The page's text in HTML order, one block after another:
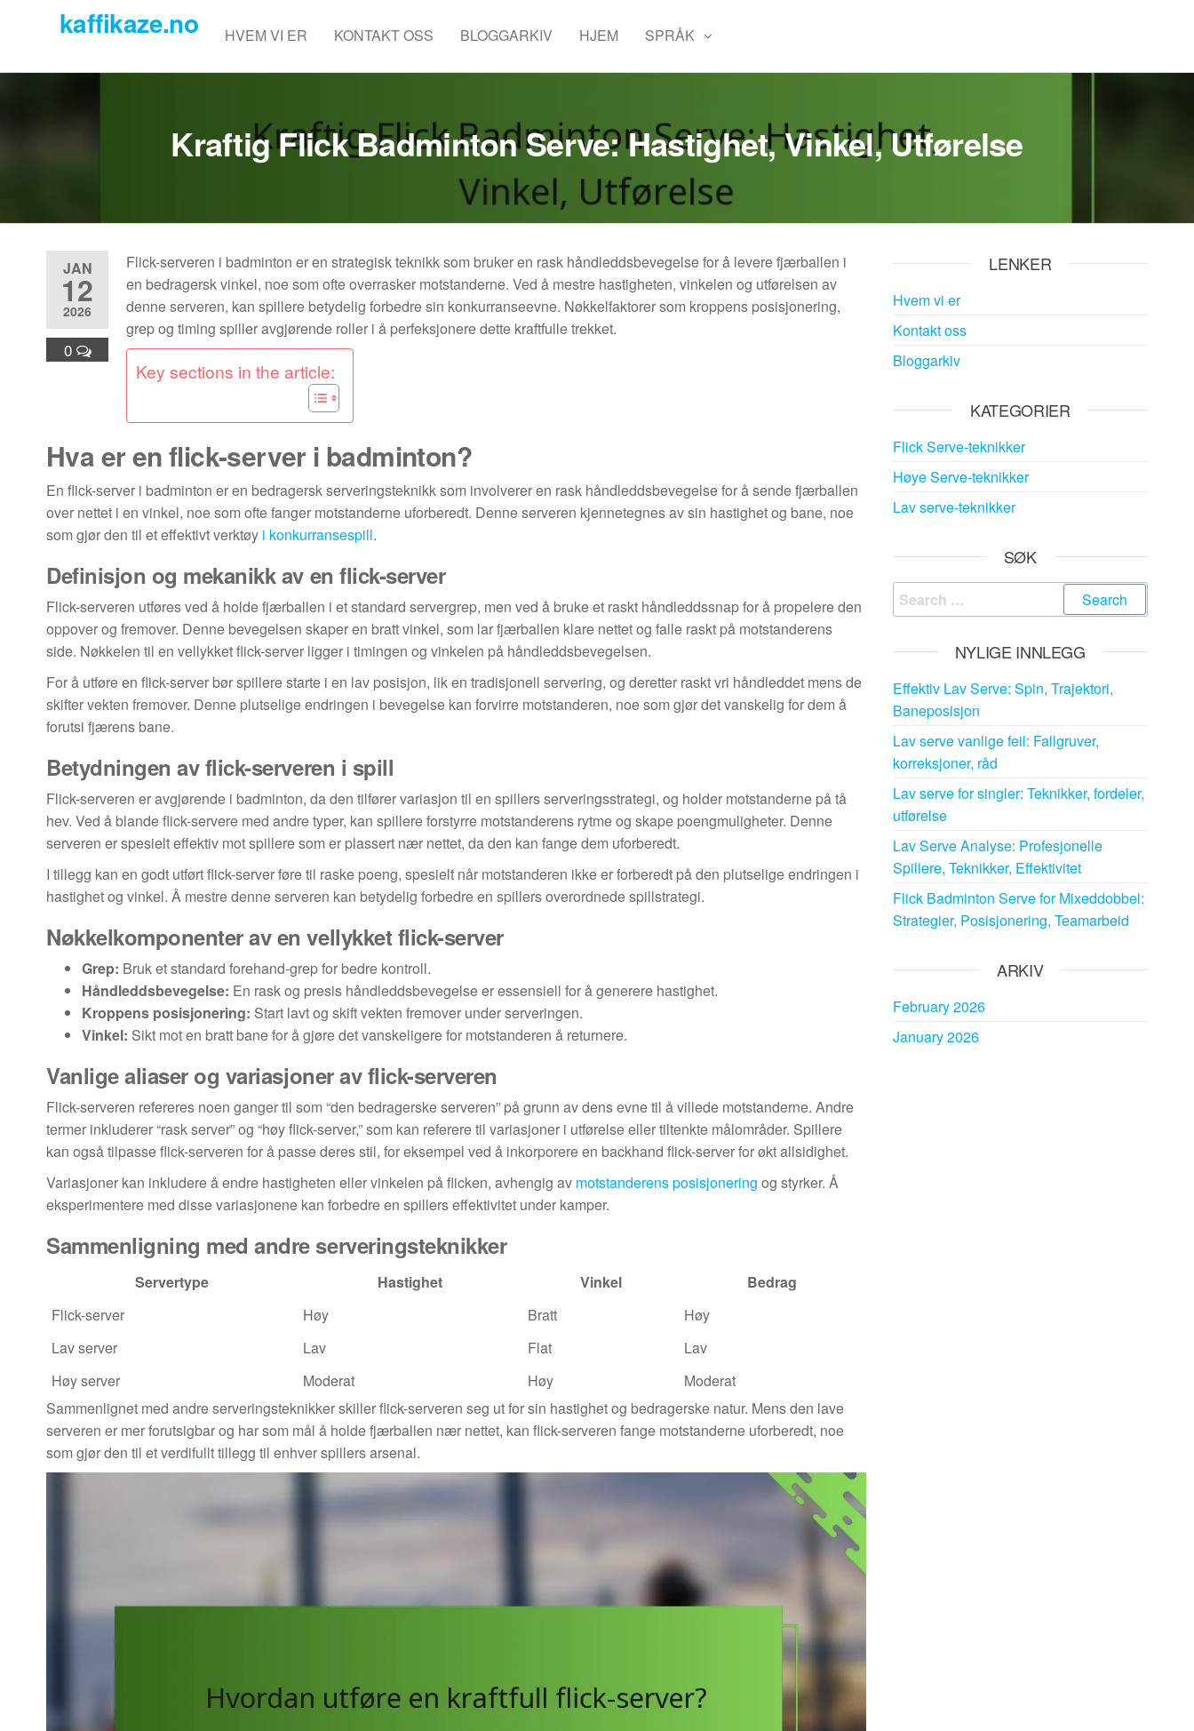
content
kaffikaze.no HVEM VI ER KONTAKT OSS BLOGGARKIV HJEM SPRÅK
Kraftig Flick Badminton Serve: Hastighet, Vinkel, Utførelse
JAN
12
2026
0
Flick-serveren i badminton er en strategisk teknikk som bruker en rask håndleddsbevegelse for å levere fjærballen i
en bedragersk vinkel, noe som ofte overrasker motstanderne. Ved å mestre hastigheten, vinkelen og utførelsen av
denne serveren, kan spillere betydelig forbedre sin konkurranseevne. Nøkkelfaktorer som kroppens posisjonering,
grep og timing spiller avgjørende roller i å perfeksjonere dette kraftfulle trekket.
Key sections in the article:
Hva er en flick-server i badminton?
En flick-server i badminton er en bedragersk serveringsteknikk som involverer en rask håndleddsbevegelse for å sende fjærballen
over nettet i en vinkel, noe som ofte fanger motstanderne uforberedt. Denne serveren kjennetegnes av sin hastighet og bane, noe
som gjør den til et effektivt verktøy i konkurransespill.
Definisjon og mekanikk av en flick-server
Flick-serveren utføres ved å holde fjærballen i et standard servergrep, men ved å bruke et raskt håndleddssnap for å propelere den
oppover og fremover. Denne bevegelsen skaper en bratt vinkel, som lar fjærballen klare nettet og falle raskt på motstanderens
side. Nøkkelen til en vellykket flick-server ligger i timingen og vinkelen på håndleddsbevegelsen.
For å utføre en flick-server bør spillere starte i en lav posisjon, lik en tradisjonell servering, og deretter raskt vri håndleddet mens de
skifter vekten fremover. Denne plutselige endringen i bevegelse kan forvirre motstanderen, noe som gjør det vanskelig for dem å
forutsi fjærens bane.
Betydningen av flick-serveren i spill
Flick-serveren er avgjørende i badminton, da den tilfører variasjon til en spillers serveringsstrategi, og holder motstanderne på tå
hev. Ved å blande flick-servere med andre typer, kan spillere forstyrre motstanderens rytme og skape poengmuligheter. Denne
serveren er spesielt effektiv mot spillere som er plassert nær nettet, da den kan fange dem uforberedt.
I tillegg kan en godt utført flick-server føre til raske poeng, spesielt når motstanderen ikke er forberedt på den plutselige endringen i
hastighet og vinkel. Å mestre denne serveren kan betydelig forbedre en spillers overordnede spillstrategi.
Nøkkelkomponenter av en vellykket flick-server
Grep: Bruk et standard forehand-grep for bedre kontroll.
Håndleddsbevegelse: En rask og presis håndleddsbevegelse er essensiell for å generere hastighet.
Kroppens posisjonering: Start lavt og skift vekten fremover under serveringen.
Vinkel: Sikt mot en bratt bane for å gjøre det vanskeligere for motstanderen å returnere.
Vanlige aliaser og variasjoner av flick-serveren
Flick-serveren refereres noen ganger til som “den bedragerske serveren” på grunn av dens evne til å villede motstanderne. Andre
termer inkluderer “rask server” og “høy flick-server,” som kan referere til variasjoner i utførelse eller tiltenkte målområder. Spillere
kan også tilpasse flick-serveren for å passe deres stil, for eksempel ved å inkorporere en backhand flick-server for økt allsidighet.
Variasjoner kan inkludere å endre hastigheten eller vinkelen på flicken, avhengig av motstanderens posisjonering og styrker. Å
eksperimentere med disse variasjonene kan forbedre en spillers effektivitet under kamper.
Sammenligning med andre serveringsteknikker
Servertype Hastighet Vinkel
Bedrag
Flick-server
Høy Bratt
Høy
Lav server
Lav Flat
Lav
Høy server
Moderat Høy
Moderat
Sammenlignet med andre serveringsteknikker skiller flick-serveren seg ut for sin hastighet og bedragerske natur. Mens den lave
serveren er mer forutsigbar og har som mål å holde fjærballen nær nettet, kan flick-serveren fange motstanderne uforberedt, noe
som gjør den til et verdifullt tillegg til enhver spillers arsenal.
LENKER
Hvem vi er
Kontakt oss
Bloggarkiv
KATEGORIER
Flick Serve-teknikker
Høye Serve-teknikker
Lav serve-teknikker
SØK
Search
for:
NYLIGE INNLEGG
Effektiv Lav Serve: Spin, Trajektori,
Baneposisjon
Lav serve vanlige feil: Fallgruver,
korreksjoner, råd
Lav serve for singler: Teknikker, fordeler,
utførelse
Lav Serve Analyse: Profesjonelle
Spillere, Teknikker, Effektivitet
Flick Badminton Serve for Mixeddobbel:
Strategier, Posisjonering, Teamarbeid
ARKIV
February 2026
January 2026